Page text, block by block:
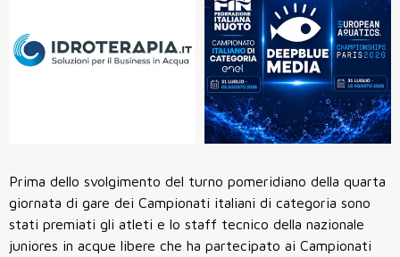
Prima dello svolgimento del turno pomeridiano della quarta
giornata di gare dei Campionati italiani di categoria sono
stati premiati gli atleti e lo staff tecnico della nazionale
juniores in acque libere che ha partecipato ai Campionati